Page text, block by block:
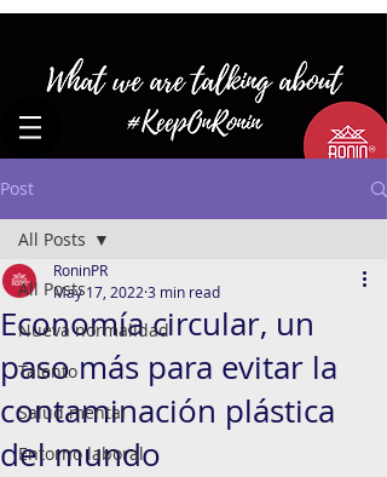
Post
All Posts
Nueva normalidad
Talento
Salud mental
Entorno laboral
All Posts
Economía circular, un
paso más para evitar la
contaminación plástica
del mundo
RoninPR
May 17, 2022 3 min read